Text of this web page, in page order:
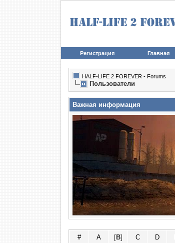
Регистрация Главная
HALF-LIFE 2 FOREVER - Forums
Пользователи
Важная информация
# A [B] C D